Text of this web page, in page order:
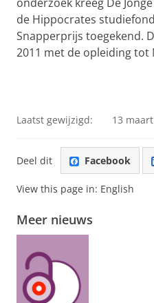
de Hippocrates
Snapperprijs toegekend.
2011 met de opleiding tot
Laatst gewijzigd: 13
Deel dit Facebook
View this page in: English
Meer nieuws